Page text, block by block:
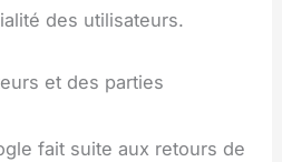
des utilisateurs.
et des parties
fait suite aux retours de